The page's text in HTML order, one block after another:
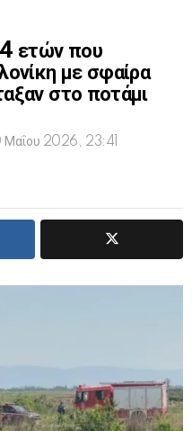
ετών που
με σφαίρα
στο ποτάμι
Μαΐου 2026, 23:41